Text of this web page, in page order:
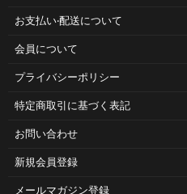
お⽀払い‧配送について
会員について
プライバシーポリシー
特定商取引に基づく表記
お問い合わせ
新規会員登録
メールマガジン登録